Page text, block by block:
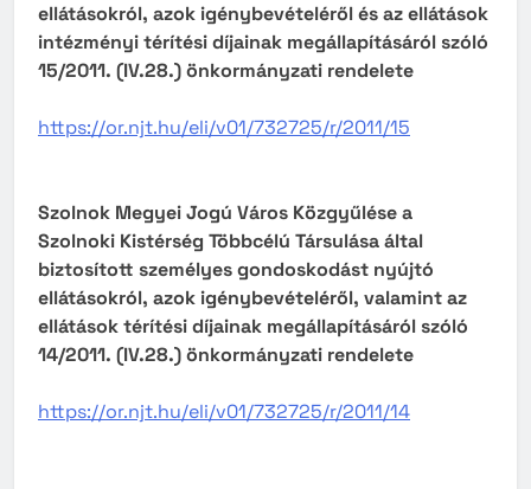
ellátásokról, azok igénybevételéről és az ellátások
intézményi térítési díjainak megállapításáról szóló
15/2011. (IV.28.) önkormányzati rendelete
https://or.njt.hu/eli/v01/732725/r/2011/15
Szolnok Megyei Jogú Város Közgyűlése a
Szolnoki Kistérség Többcélú Társulása által
biztosított személyes gondoskodást nyújtó
ellátásokról, azok igénybevételéről, valamint az
ellátások térítési díjainak megállapításáról szóló
14/2011. (IV.28.) önkormányzati rendelete
https://or.njt.hu/eli/v01/732725/r/2011/14